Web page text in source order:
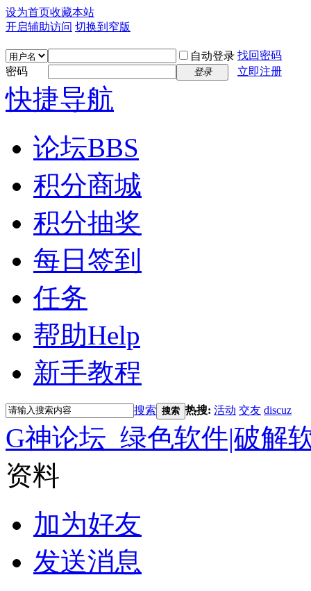
设为首页收藏本站
开启辅助访问 切换到窄版
自动登录 找回密码
密码
登录 立即注册
快捷导航
论坛BBS
积分商城
积分抽奖
每日签到
任务
帮助Help
新手教程
搜索 搜索 热搜: 活动 交友 discuz
G神论坛_绿色软件|破解
资料
加为好友
发送消息